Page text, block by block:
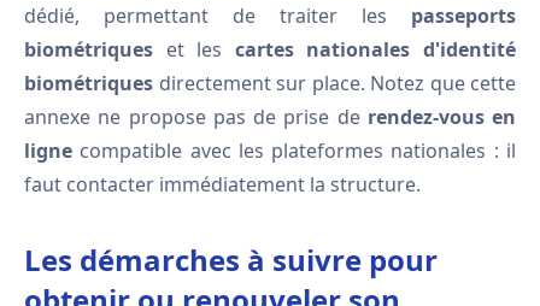
dédié, permettant de traiter les passeports
biométriques et les cartes nationales d'identité
biométriques directement sur place. Notez que cette
annexe ne propose pas de prise de rendez-vous en
ligne compatible avec les plateformes nationales : il
faut contacter immédiatement la structure.
Les démarches à suivre pour